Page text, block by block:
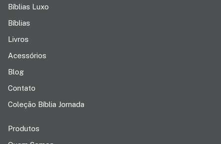
Bíblias Luxo
Bíblias
Livros
Acessórios
Blog
Contato
Coleção Bíblia Jornada
Produtos